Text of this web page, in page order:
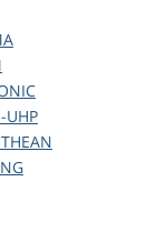
UHP